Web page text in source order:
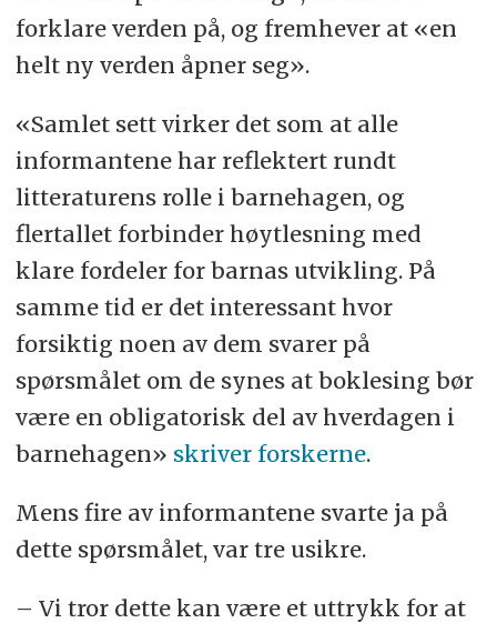
forklare verden på, og fremhever at «en
helt ny verden åpner seg».
«Samlet sett virker det som at alle
informantene har reflektert rundt
litteraturens rolle i barnehagen, og
flertallet forbinder høytlesning med
klare fordeler for barnas utvikling. På
samme tid er det interessant hvor
forsiktig noen av dem svarer på
spørsmålet om de synes at boklesing bør
være en obligatorisk del av hverdagen i
barnehagen» skriver forskerne.
Mens fire av informantene svarte ja på
dette spørsmålet, var tre usikre.
– Vi tror dette kan være et uttrykk for at